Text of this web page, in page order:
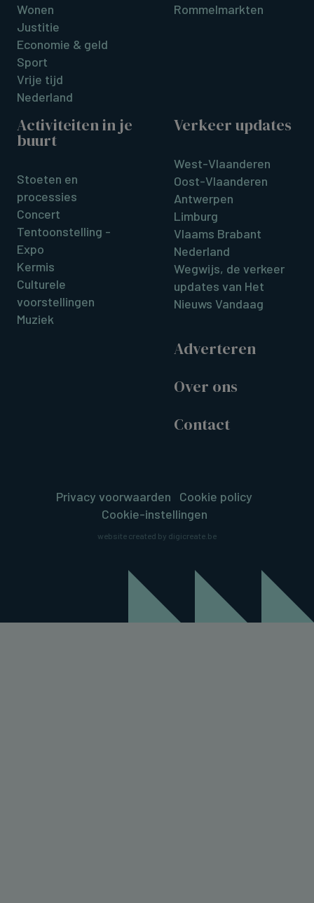
Wonen
Justitie
Economie & geld
Sport
Vrije tijd
Nederland
Rommelmarkten
Activiteiten in je
buurt
Stoeten en
processies
Concert
Tentoonstelling -
Expo
Kermis
Culturele
voorstellingen
Muziek
Verkeer updates
West-Vlaanderen
Oost-Vlaanderen
Antwerpen
Limburg
Vlaams Brabant
Nederland
Wegwijs, de verkeer
updates van Het
Nieuws Vandaag
Adverteren
Over ons
Contact
Privacy voorwaarden
Cookie policy
Cookie-instellingen
website created by digicreate.be